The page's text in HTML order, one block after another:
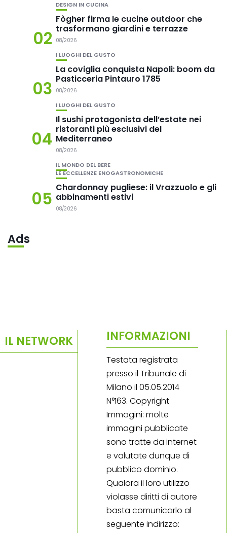
02
DESIGN IN CUCINA
Fògher firma le cucine outdoor che
trasformano giardini e terrazze
08/2026
03
I LUOGHI DEL GUSTO
La coviglia conquista Napoli: boom da
Pasticceria Pintauro 1785
08/2026
04
I LUOGHI DEL GUSTO
Il sushi protagonista dell’estate nei
ristoranti più esclusivi del
Mediterraneo
08/2026
05
IL MONDO DEL BERE
LE ECCELLENZE ENOGASTRONOMICHE
Chardonnay pugliese: il Vrazzuolo e gli
abbinamenti estivi
08/2026
Ads
IL NETWORK INFORMAZIONI
Testata registrata
presso il Tribunale di
Milano il 05.05.2014
N°163. Copyright
Immagini: molte
immagini pubblicate
sono tratte da internet
e valutate dunque di
pubblico dominio.
Qualora il loro utilizzo
violasse diritti di autore
basta comunicarlo al
seguente indirizzo: